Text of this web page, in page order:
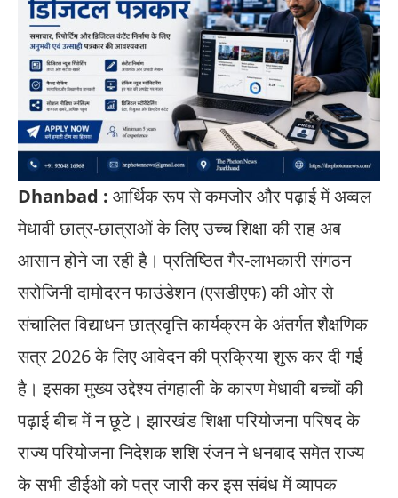
Dhanbad : आर्थिक रूप से कमजोर और पढ़ाई में अव्वल
मेधावी छात्र-छात्राओं के लिए उच्च शिक्षा की राह अब
आसान होने जा रही है। प्रतिष्ठित गैर-लाभकारी संगठन
सरोजिनी दामोदरन फाउंडेशन (एसडीएफ) की ओर से
संचालित विद्याधन छात्रवृत्ति कार्यक्रम के अंतर्गत शैक्षणिक
सत्र 2026 के लिए आवेदन की प्रक्रिया शुरू कर दी गई
है। इसका मुख्य उद्देश्य तंगहाली के कारण मेधावी बच्चों की
पढ़ाई बीच में न छूटे। झारखंड शिक्षा परियोजना परिषद के
राज्य परियोजना निदेशक शशि रंजन ने धनबाद समेत राज्य
के सभी डीईओ को पत्र जारी कर इस संबंध में व्यापक